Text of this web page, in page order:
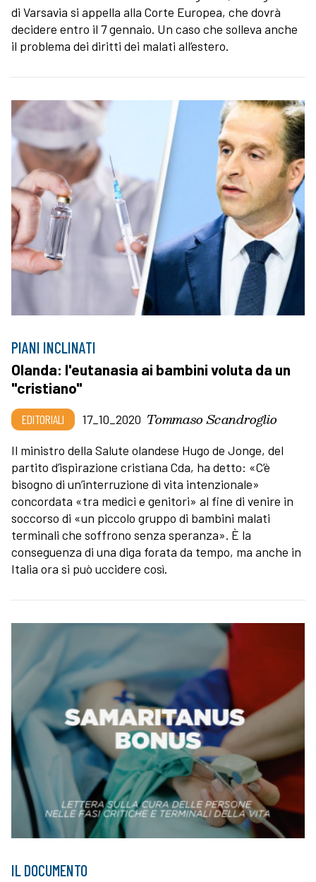
di Varsavia si appella alla Corte Europea, che dovrà
decidere entro il 7 gennaio. Un caso che solleva anche
il problema dei diritti dei malati all’estero.
PIANI INCLINATI
Olanda: l'eutanasia ai bambini voluta da un
"cristiano"
EDITORIALI 17_10_2020 Tommaso Scandroglio
Il ministro della Salute olandese Hugo de Jonge, del
partito d’ispirazione cristiana Cda, ha detto: «C’è
bisogno di un’interruzione di vita intenzionale»
concordata «tra medici e genitori» al fine di venire in
soccorso di «un piccolo gruppo di bambini malati
terminali che soffrono senza speranza». È la
conseguenza di una diga forata da tempo, ma anche in
Italia ora si può uccidere così.
IL DOCUMENTO